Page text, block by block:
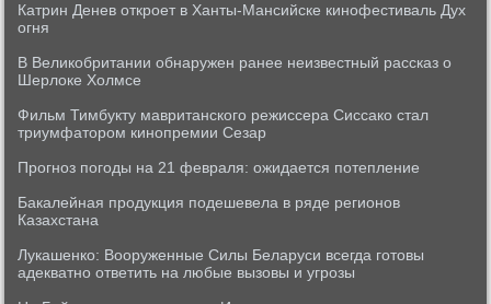
Катрин Денев откроет в Ханты-Мансийске кинофестиваль Дух
огня
В Великобритании обнаружен ранее неизвестный рассказ о
Шерлоке Холмсе
Фильм Тимбукту мавританского режиссера Сиссако стал
триумфатором кинопремии Сезар
Прогноз погоды на 21 февраля: ожидается потепление
Бакалейная продукция подешевела в ряде регионов
Казахстана
Лукашенко: Вооруженные Силы Беларуси всегда готовы
адекватно ответить на любые вызовы и угрозы